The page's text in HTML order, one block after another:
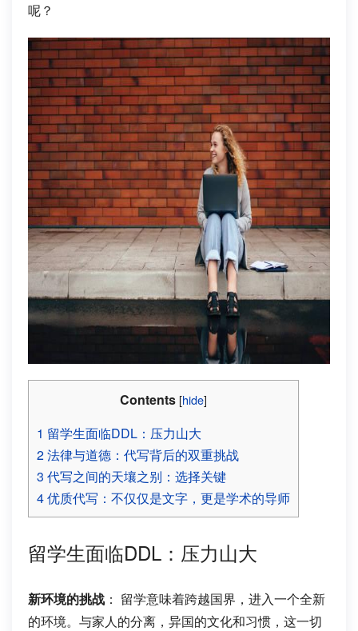
呢？
Contents [hide]
1 留学生面临DDL：压力山大
2法律与道德：代写背后的双重挑战
3 代写之间的天壤之别：选择关键
4优质代写：不仅仅是文字，更是学术的导师
留学生面临DDL：压力山大
新环境的挑战 ： 留学意味着跨越国界，进入一个全新
的环境。与家人的分离，异国的文化和习惯，这一切